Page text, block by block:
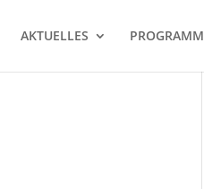
AKTUELLES PROGRAMM